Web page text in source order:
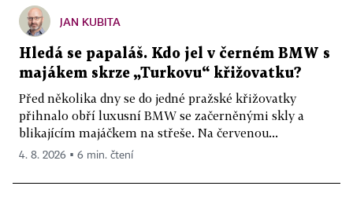
JAN KUBITA
Hledá se papaláš. Kdo jel v černém BMW s
majákem skrze „Turkovu“ křižovatku?
Před několika dny se do jedné pražské křižovatky
přihnalo obří luxusní BMW se začerněnými skly a
blikajícím majáčkem na střeše. Na červenou...
4. 8. 2026 ▪ 6 min. čtení